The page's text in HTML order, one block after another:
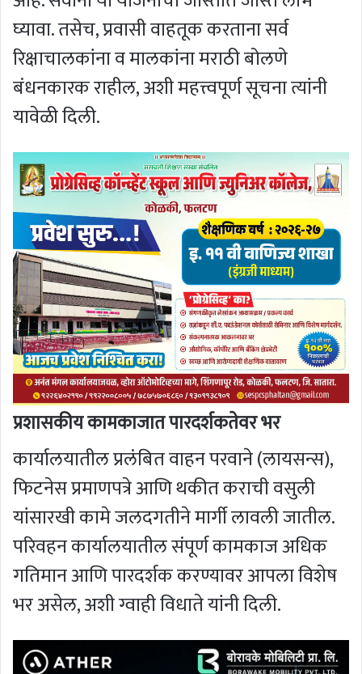
घ्यावा. तसेच, प्रवासी वाहतूक करताना सर्व
रिक्षाचालकांना व मालकांना मराठी बोलणे
बंधनकारक राहील, अशी महत्त्वपूर्ण सूचना त्यांनी
यावेळी दिली.
प्रशासकीय कामकाजात पारदर्शकतेवर भर
कार्यालयातील प्रलंबित वाहन परवाने (लायसन्स),
फिटनेस प्रमाणपत्रे आणि थकीत कराची वसुली
यांसारखी कामे जलदगतीने मार्गी लावली जातील.
परिवहन कार्यालयातील संपूर्ण कामकाज अधिक
गतिमान आणि पारदर्शक करण्यावर आपला विशेष
भर असेल, अशी ग्वाही विधाते यांनी दिली.